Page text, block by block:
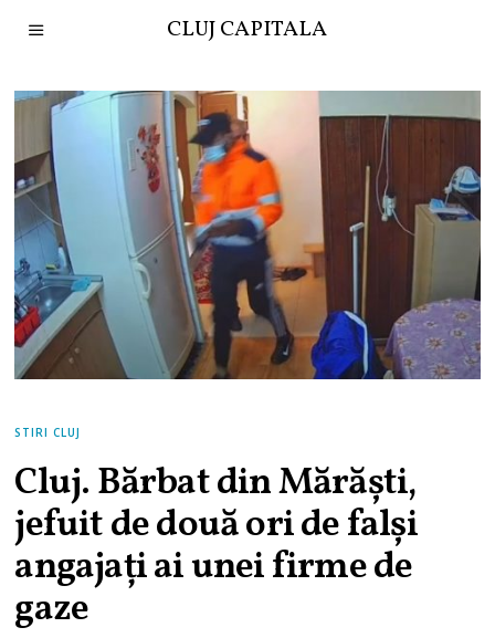
CLUJ CAPITALA
STIRI CLUJ
Cluj. Bărbat din Mărăști,
jefuit de două ori de falşi
angajaţi ai unei firme de
gaze